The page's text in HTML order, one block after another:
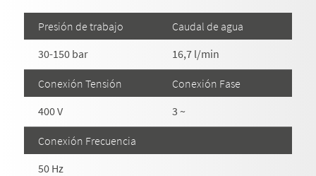
Presión de trabajo
30-150 bar
Caudal de agua
16,7 l/min
Conexión Tensión
400 V
Conexión Fase
3 ~
Conexión Frecuencia
50 Hz